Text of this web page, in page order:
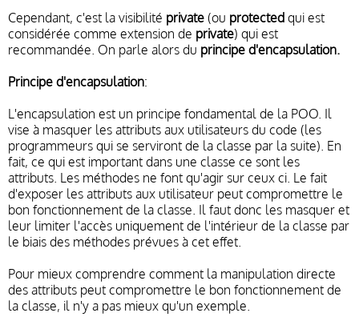
Cependant, c'est la visibilité private (ou protected qui est
considérée comme extension de private) qui est
recommandée. On parle alors du principe d'encapsulation.
Principe d'encapsulation:
L'encapsulation est un principe fondamental de la POO. Il
vise à masquer les attributs aux utilisateurs du code (les
programmeurs qui se serviront de la classe par la suite). En
fait, ce qui est important dans une classe ce sont les
attributs. Les méthodes ne font qu'agir sur ceux ci. Le fait
d'exposer les attributs aux utilisateur peut compromettre le
bon fonctionnement de la classe. Il faut donc les masquer et
leur limiter l'accès uniquement de l'intérieur de la classe par
le biais des méthodes prévues à cet effet.
Pour mieux comprendre comment la manipulation directe
des attributs peut compromettre le bon fonctionnement de
la classe, il n'y a pas mieux qu'un exemple.